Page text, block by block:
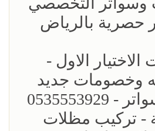
حصرية بالرياض
الاول -
وخصومات جديد
للمظلات والسواتر - 0535553929
- تركيب مظلات